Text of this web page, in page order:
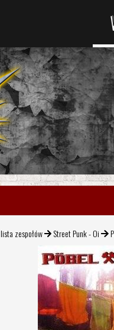
lista zespołów Street Punk - Oi